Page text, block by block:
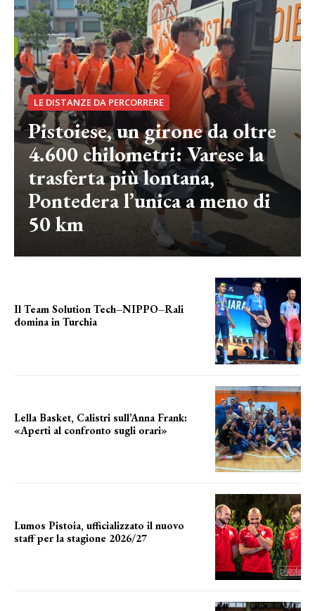
LE DISTANZE DA PERCORRERE
Pistoiese, un girone da oltre
4.600 chilometri: Varese la
trasferta più lontana,
Pontedera l’unica a meno di
50 km
Il Team Solution Tech–NIPPO–Rali
domina in Turchia
Lella Basket, Calistri sull’Anna Frank:
«Aperti al confronto sugli orari»
Lumos Pistoia, ufficializzato il nuovo
staff per la stagione 2026/27